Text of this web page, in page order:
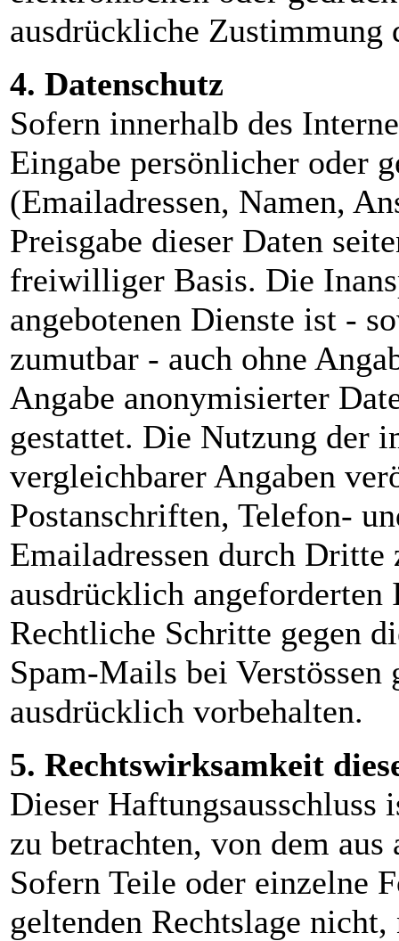
ausdrückliche Zustimmung
4. Datenschutz
Sofern innerhalb des
Eingabe persönlicher oder
(Emailadressen, Namen,
Preisgabe dieser Daten
freiwilliger Basis. Die
angebotenen Dienste ist -
zumutbar - auch ohne
Angabe anonymisierter
gestattet. Die Nutzung der
vergleichbarer Angaben
Postanschriften, Telefon-
Emailadressen durch
ausdrücklich
Rechtliche Schritte gegen
Spam-Mails bei Verstössen
ausdrücklich vorbehalten.
5. Rechtswirksamkeit
Dieser Haftungsausschluss
zu betrachten, von dem
Sofern Teile oder einzelne
geltenden Rechtslage